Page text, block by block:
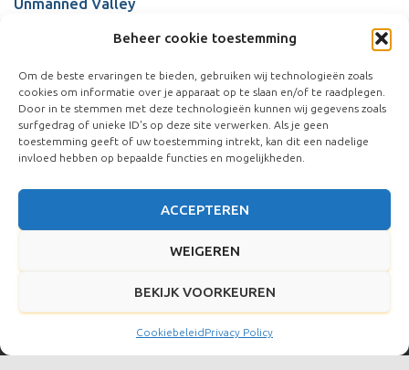
Beheer cookie toestemming
Om de beste ervaringen te bieden, gebruiken wij technologieën zoals
cookies om informatie over je apparaat op te slaan en/of te raadplegen.
Door in te stemmen met deze technologieën kunnen wij gegevens zoals
surfgedrag of unieke ID's op deze site verwerken. Als je geen
toestemming geeft of uw toestemming intrekt, kan dit een nadelige
invloed hebben op bepaalde functies en mogelijkheden.
ACCEPTEREN
WEIGEREN
BEKIJK VOORKEUREN
CookiebeleidPrivacy Policy
Unmanned Valley
Unmanned Valley Valkenburg
Valkenburg Valkenburgse Meer Valkenhorst
verbouw gemeentehuis Visserijschool
Vliegkamp Valkenburg Vliegveld Valkenburg Wienen-tijdperk
windmolens
Hestia | Ontwikkeld doorThemeIsle